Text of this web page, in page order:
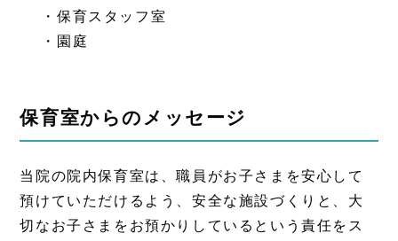
・保育スタッフ室
・園庭
保育室からのメッセージ
当院の院内保育室は、職員がお子さまを安心して
預けていただけるよう、安全な施設づくりと、大
切なお子さまをお預かりしているという責任をス